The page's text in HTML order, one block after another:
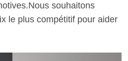
souhaitons
le plus compétitif pour aider